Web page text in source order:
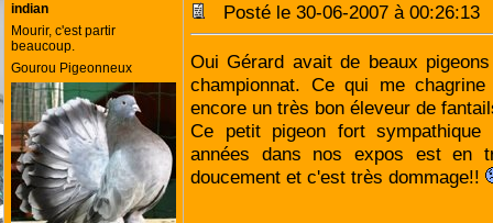
indian
Mourir, c'est partir
beaucoup.
Gourou Pigeonneux
Posté le 30-06-2007 à
Oui Gérard avait de beaux
championnat. Ce qui me
encore un très bon éleveur de
Ce petit pigeon fort
années dans nos expos est en
doucement et c'est très dommage!!